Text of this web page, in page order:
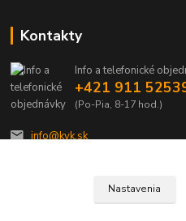
Kontakty
Info a telefonické
+421 911
(Po-Pia, 8-17 hod.)
info@kvk.sk
Nastavenia